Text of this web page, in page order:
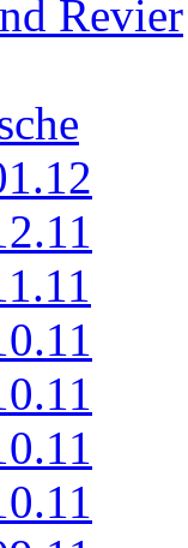
Revier